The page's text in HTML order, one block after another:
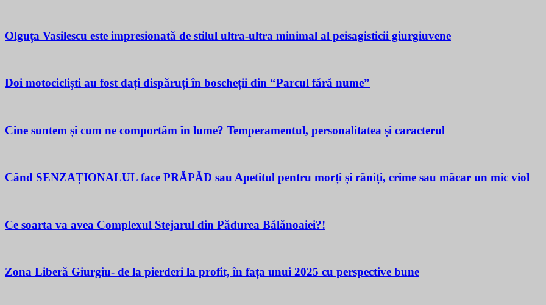
Olguța Vasilescu este impresionată de stilul ultra-ultra minimal al peisagisticii giurgiuvene
Doi motocicliști au fost dați dispăruți în boscheții din “Parcul fără nume”
Cine suntem și cum ne comportăm în lume? Temperamentul, personalitatea și caracterul
Când SENZAȚIONALUL face PRĂPĂD sau Apetitul pentru morți și răniți, crime sau măcar un mic viol
Ce soarta va avea Complexul Stejarul din Pădurea Bălănoaiei?!
Zona Liberă Giurgiu- de la pierderi la profit, în fața unui 2025 cu perspective bune